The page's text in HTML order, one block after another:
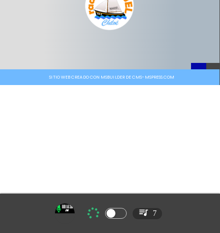
SITIO WEB CREADO CON MSBUILDER DE CMS-MSPRESS.COM
7